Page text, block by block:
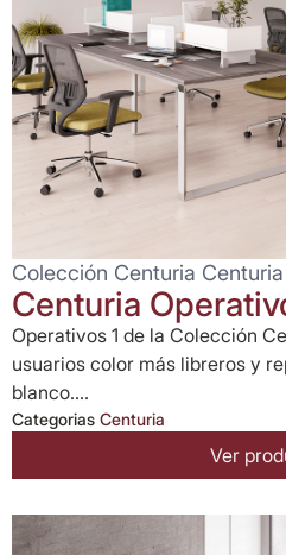
Colección Centuria
Centuria
Operativos 1 de la Colección
usuarios color más libreros y
blanco....
Categorias Centuria
Ver